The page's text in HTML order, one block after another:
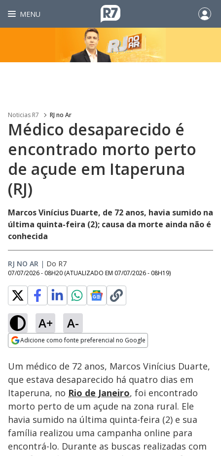
MENU
Noticias R7 RJ no Ar
Médico desaparecido é
encontrado morto perto
de açude em Itaperuna
(RJ)
Marcos Vinícius Duarte, de 72 anos, havia sumido na
última quinta-feira (2); causa da morte ainda não é
conhecida
RJ NO AR | Do R7
07/07/2026 - 08H20 (ATUALIZADO EM 07/07/2026 - 08H19)
A+ A-
Adicione como fonte preferencial no Google
Ativar
82.38%
Um médico de 72 anos, Marcos Vinícius Duarte,
que estava desaparecido há quatro dias em
Itaperuna, no Rio de Janeiro, foi encontrado
morto perto de um açude na zona rural. Ele
havia sumido na última quinta-feira (2) e sua
família realizou uma campanha online para
encontrá-lo. Durante as buscas realizadas com